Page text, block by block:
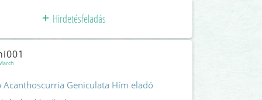
Hirdetésfeladás
Acanthoscurria Geniculata Hím eladó